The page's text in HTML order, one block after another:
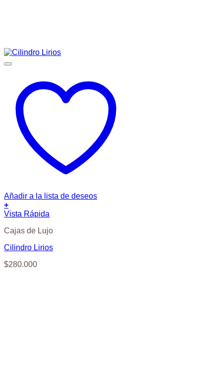
Añadir a la lista de deseos
+
Vista Rápida
Cajas de Lujo
Cilindro Lirios
$280.000